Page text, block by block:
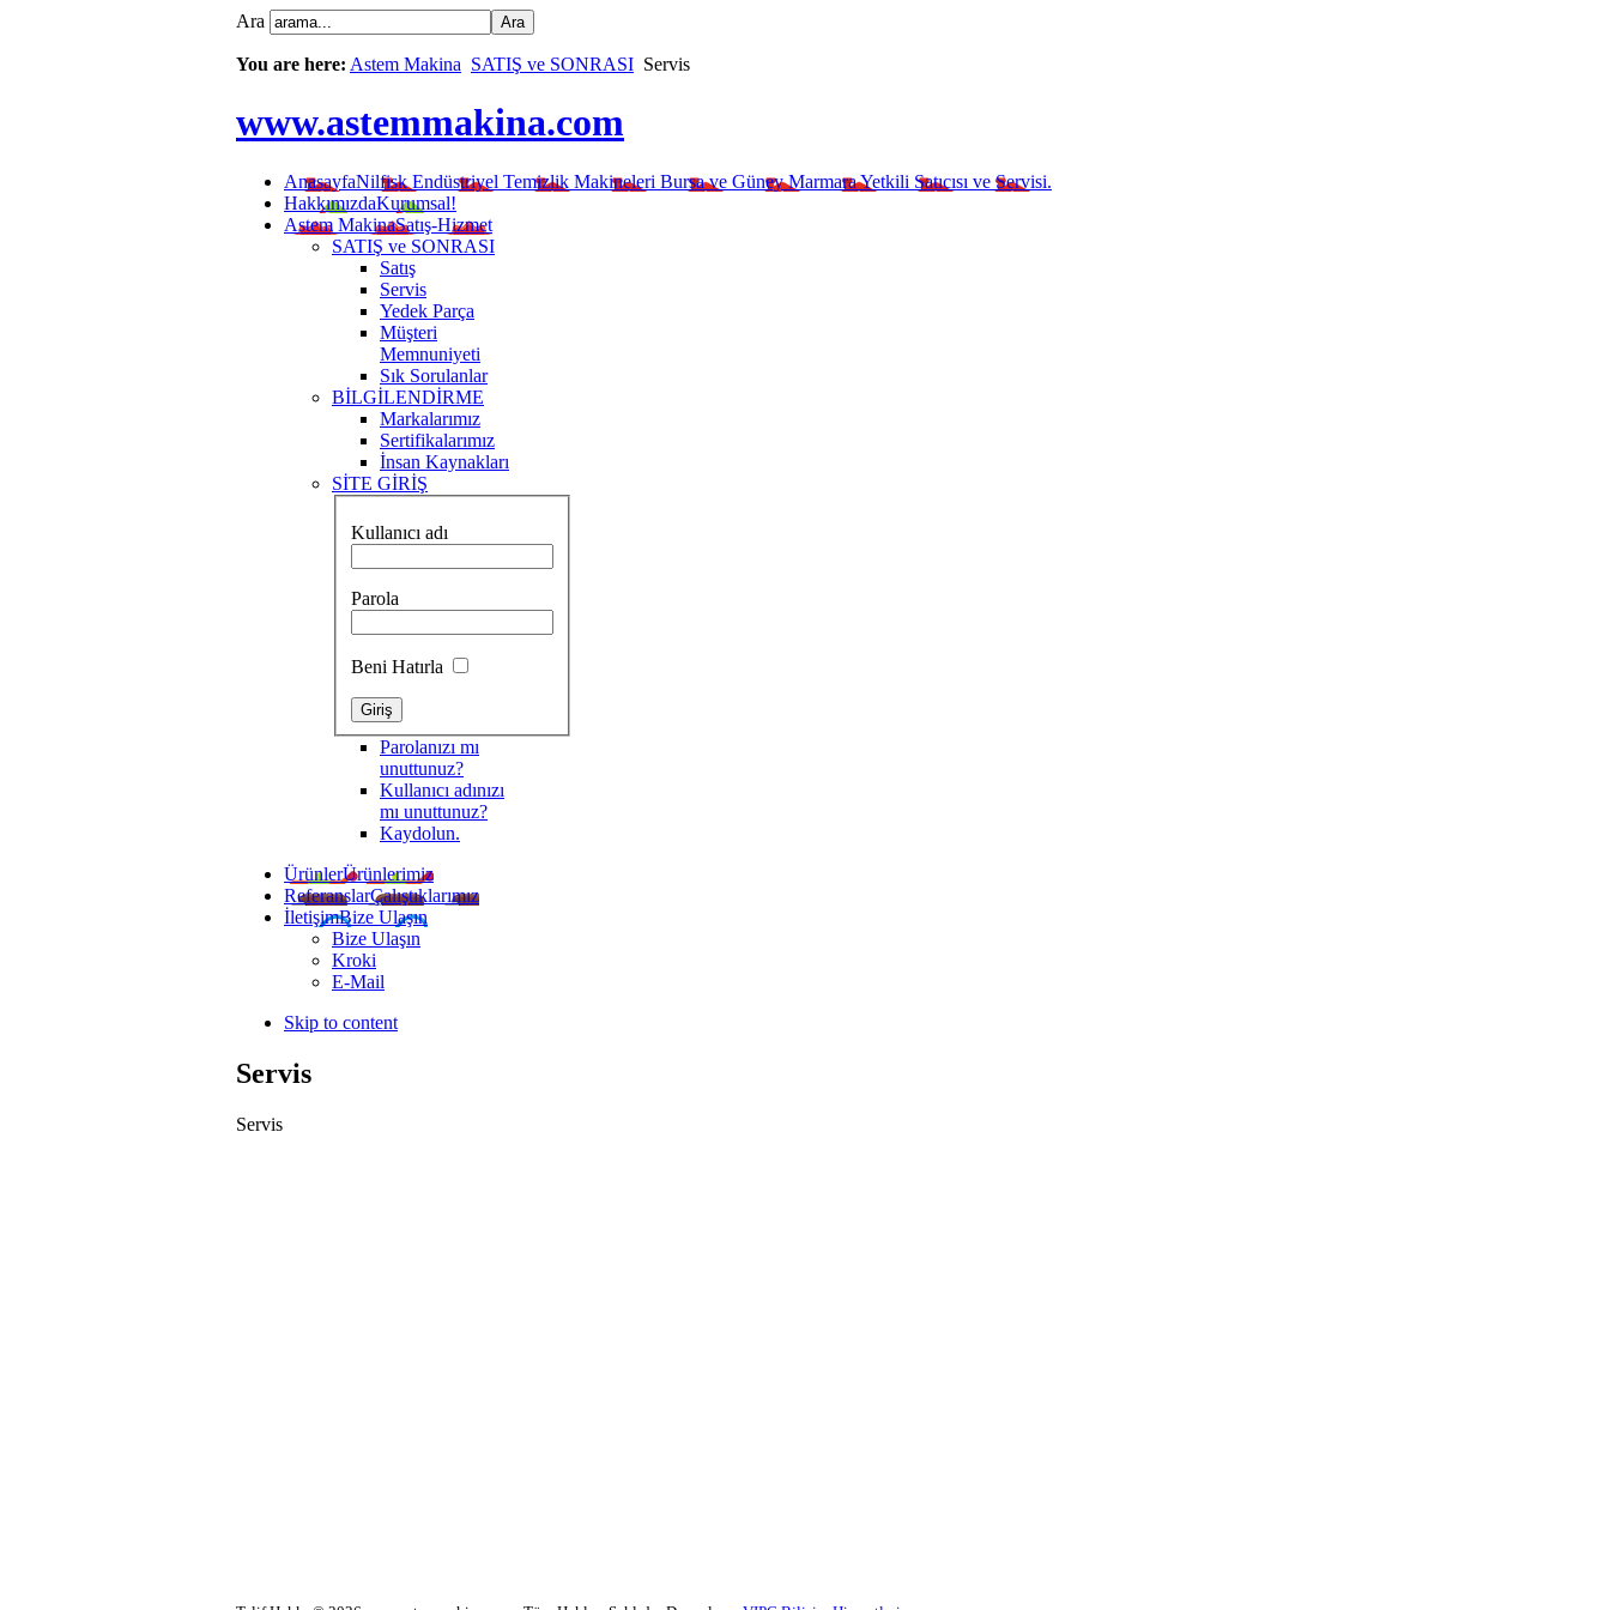
Ara
You are here: Astem Makina SATIŞ ve SONRASI Servis
www.astemmakina.com
AnasayfaNilfisk Endüstriyel Temizlik Makineleri Bursa ve Güney Marmara Yetkili Satıcısı ve Servisi.
HakkımızdaKurumsal!
Astem MakinaSatış-Hizmet
SATIŞ ve SONRASI
Satış
Servis
Yedek Parça
Müşteri
Memnuniyeti
Sık Sorulanlar
BİLGİLENDİRME
Markalarımız
Sertifikalarımız
İnsan Kaynakları
SİTE GİRİŞ
Kullanıcı adı
Parola
Beni Hatırla
Parolanızı mı
unuttunuz?
Kullanıcı adınızı
mı unuttunuz?
Kaydolun.
ÜrünlerÜrünlerimiz
ReferanslarÇalıştıklarımız
İletişimBize Ulaşın
Bize Ulaşın
Kroki
E-Mail
Skip to content
Servis
Servis